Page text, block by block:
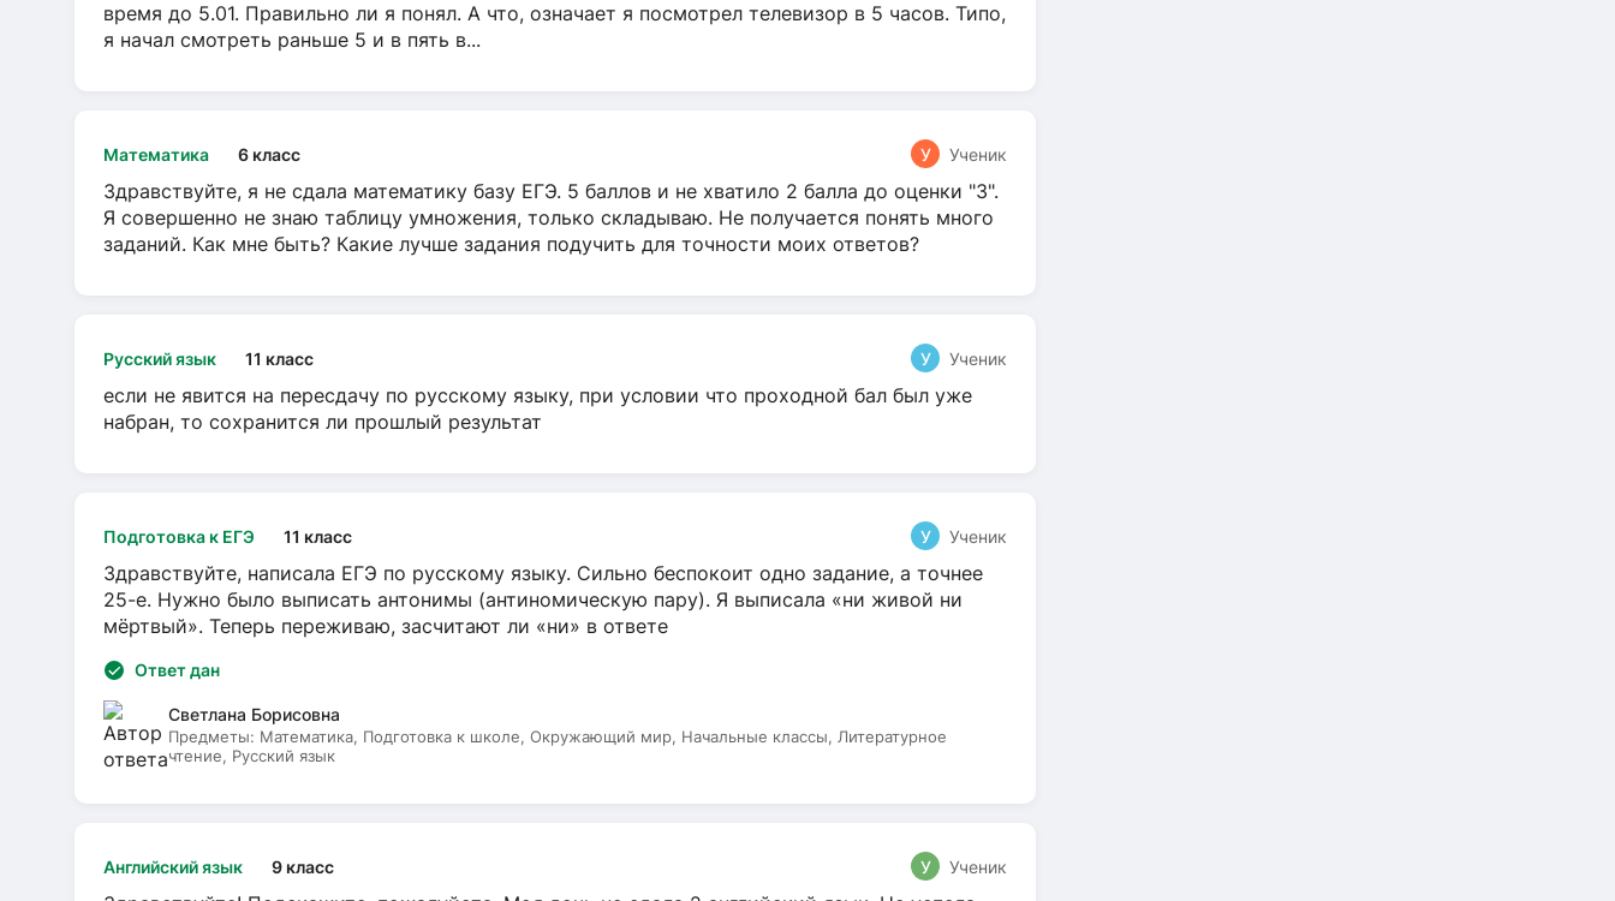
время до 5.01. Правильно ли я понял. А что, означает я посмотрел телевизор в 5 часов. Типо,
я начал смотреть раньше 5 и в пять в...
Математика 6 класс У Ученик
Здравствуйте, я не сдала математику базу ЕГЭ. 5 баллов и не хватило 2 балла до оценки "3".
Я совершенно не знаю таблицу умножения, только складываю. Не получается понять много
заданий. Как мне быть? Какие лучше задания подучить для точности моих ответов?
Русский язык 11 класс У Ученик
если не явится на пересдачу по русскому языку, при условии что проходной бал был уже
набран, то сохранится ли прошлый результат
Подготовка к ЕГЭ 11 класс У Ученик
Здравствуйте, написала ЕГЭ по русскому языку. Сильно беспокоит одно задание, а точнее
25-е. Нужно было выписать антонимы (антиномическую пару). Я выписала «ни живой ни
мёртвый». Теперь переживаю, засчитают ли «ни» в ответе
Ответ дан
Светлана Борисовна
Предметы: Математика, Подготовка к школе, Окружающий мир, Начальные классы, Литературное
чтение, Русский язык
Английский язык 9 класс У Ученик